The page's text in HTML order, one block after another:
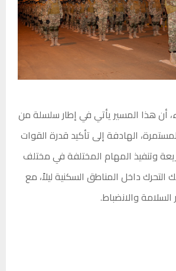
أن هذا المسير يأتي في إطار سلسلة من
الهادفة إلى تأكيد قدرة القوات
وتنفيذ المهام المختلفة في مختلف
داخل المناطق السكنية ليلاً، مع
والانضباط.